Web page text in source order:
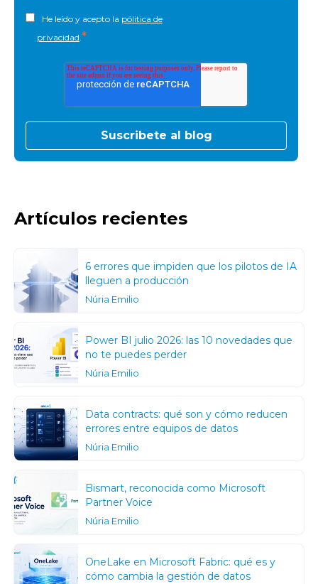
He leído y acepto la pólitica de
privacidad.*
Artículos recientes
6 errores que impiden que los pilotos de IA
lleguen a producción
Núria Emilio
Power BI julio 2026: las 10 novedades que
no te puedes perder
Núria Emilio
Data contracts: qué son y cómo reducen
errores entre equipos de datos
Núria Emilio
Bismart, reconocida como Microsoft
Partner Voice
Núria Emilio
OneLake en Microsoft Fabric: qué es y
cómo cambia la gestión de datos